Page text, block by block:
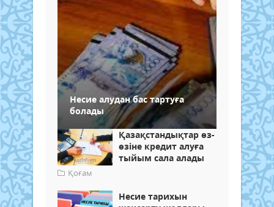
Несие алудан бас тартуға
болады
Қазақстандықтар өз-
өзіне кредит алуға
тыйым сала алады
Қоғам
Несие тарихын